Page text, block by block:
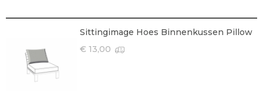
Sittingimage Hoes Binnenkussen Pillow
€ 13,00